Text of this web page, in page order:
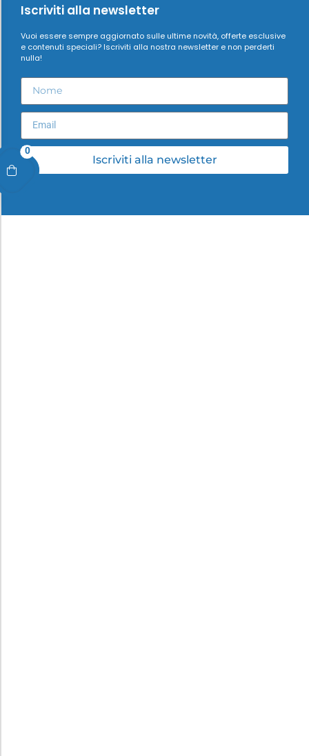
0
Iscriviti alla newsletter
Vuoi essere sempre aggiornato sulle ultime novità, offerte esclusive
e contenuti speciali? Iscriviti alla nostra newsletter e non perderti
nulla!
Iscriviti alla newsletter